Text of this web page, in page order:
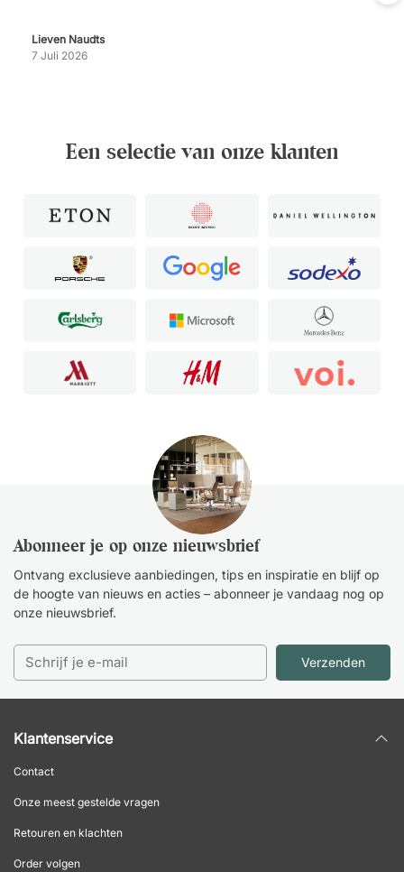
Lieven Naudts
7 Juli 2026
Een selectie van onze klanten
Abonneer je op onze nieuwsbrief
Ontvang exclusieve aanbiedingen, tips en inspiratie en blijf op
de hoogte van nieuws en acties – abonneer je vandaag nog op
onze nieuwsbrief.
Verzenden
Klantenservice
Contact
Onze meest gestelde vragen
Retouren en klachten
Order volgen